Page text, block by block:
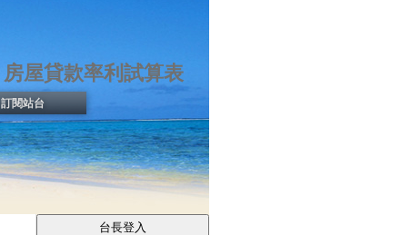
房屋貸款率利試算表
訂閱站台